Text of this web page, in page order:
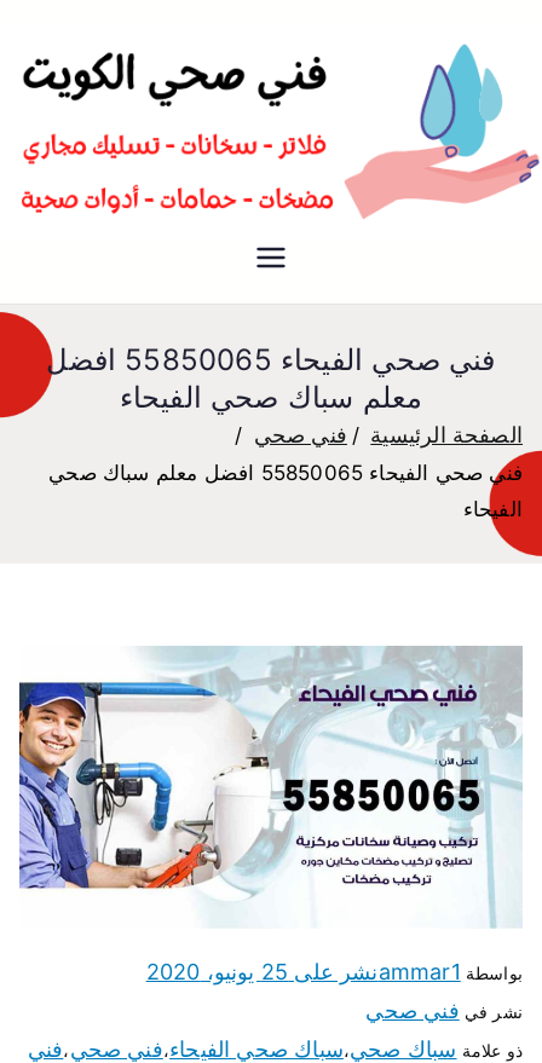
سباك صحي تسليك مجاري افضل
فني صحي الفيحاء 55850065 افضل
معلم سباك صحي الفيحاء
الصفحة الرئيسية فني صحي
فني صحي الفيحاء 55850065 افضل معلم سباك صحي
الفيحاء
بواسطة ammar1نشر على 25 يونيو، 2020
نشر في فني صحي
ذو علامة سباك صحي،سباك صحي الفيحاء،فني صحي،فني